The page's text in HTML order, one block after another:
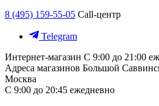
8 (495) 159-55-05 Call-центр
Telegram
Интернет-магазин С 9:00 до 21:00
Адреса магазинов Большой
Москва
С 9:00 до 20:45 ежедневно